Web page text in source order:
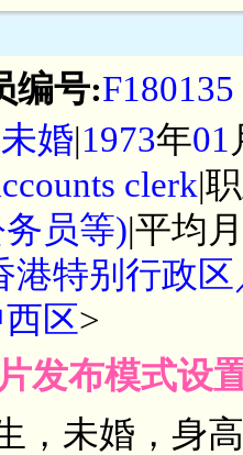
编号:F180135
未婚|1973年01
clerk|
员等)|平均
港特别行政
区>
发布模式设
，未婚，身